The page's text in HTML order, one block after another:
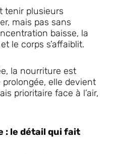
tenir plusieurs
mais pas sans
baisse, la
le corps s’affaiblit.
la nourriture est
elle devient
prioritaire face à l’air,
: le détail qui fait